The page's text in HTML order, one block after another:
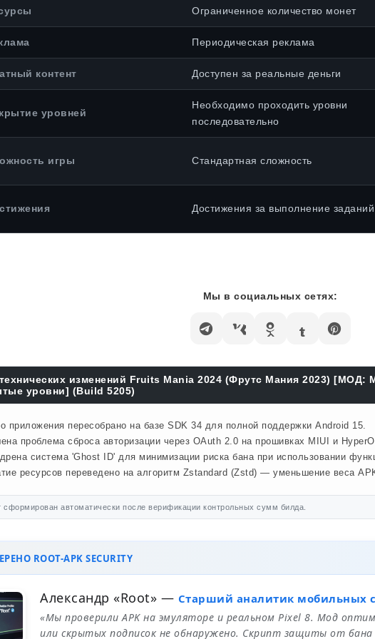
Ограниченное количество монет
Периодическая реклама
контент Доступен за реальные деньги
уровней
Необходимо проходить уровни
последовательно
игры Стандартная сложность
Достижения за выполнение заданий
Мы в социальных сетях:
изменений Fruits Mania 2024 (Фрутс Мания 2023)
уровни] (Build 5205)
приложения пересобрано на базе SDK 34 для полной поддержки Android 15.
проблема сброса авторизации через OAuth 2.0 на прошивках MIUI и
система 'Ghost ID' для минимизации риска бана при использовании
ресурсов переведено на алгоритм Zstandard (Zstd) — уменьшение веса
сформирован автоматически после верификации контрольных сумм билда.
ROOT-APK SECURITY
Александр «Root» — Старший аналитик мобильных
«Мы проверили APK на эмуляторе и реальном Pixel 8. Мод
или скрытых подписок не обнаружено. Скрипт защиты от бана